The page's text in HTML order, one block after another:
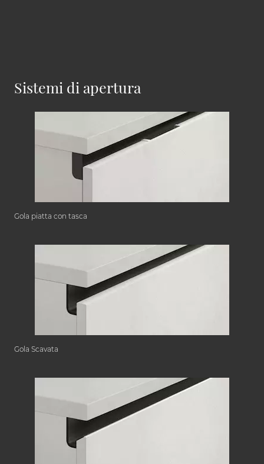
Sistemi di apertura
Gola piatta con tasca
Gola Scavata